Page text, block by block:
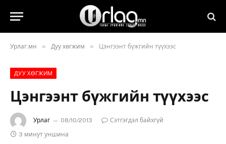
Урлаг.мн » Дуу хөгжим » Цэнгээнт бүжгийн түүхээс
ДУУ ХӨГЖИМ
Цэнгээнт бүжгийн түүхээс
Урлаг 08/10/2013
Сэтгэгдэл байхгүй
3 минут уншина